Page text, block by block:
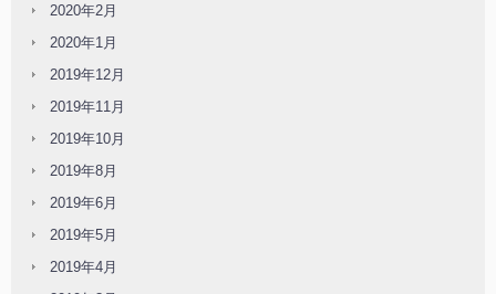
2020年2月
2020年1月
2019年12月
2019年11月
2019年10月
2019年8月
2019年6月
2019年5月
2019年4月